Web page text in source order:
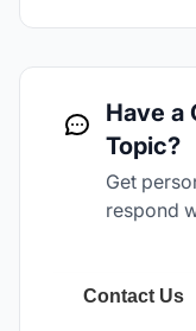
Have a
Topic?
Get
respond